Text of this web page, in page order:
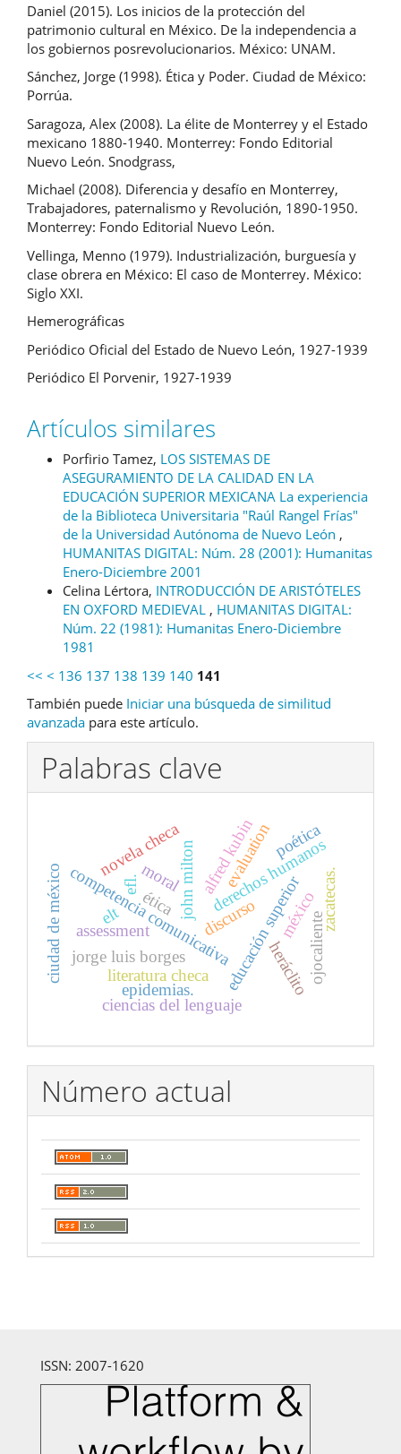
Daniel (2015). Los inicios de la protección del
patrimonio cultural en México. De la independencia a
los gobiernos posrevolucionarios. México: UNAM.
Sánchez, Jorge (1998). Ética y Poder. Ciudad de México:
Porrúa.
Saragoza, Alex (2008). La élite de Monterrey y el Estado
mexicano 1880-1940. Monterrey: Fondo Editorial
Nuevo León. Snodgrass,
Michael (2008). Diferencia y desafío en Monterrey,
Trabajadores, paternalismo y Revolución, 1890-1950.
Monterrey: Fondo Editorial Nuevo León.
Vellinga, Menno (1979). Industrialización, burguesía y
clase obrera en México: El caso de Monterrey. México:
Siglo XXI.
Hemerográficas
Periódico Oficial del Estado de Nuevo León, 1927-1939
Periódico El Porvenir, 1927-1939
Artículos similares
Porfirio Tamez, LOS SISTEMAS DE
ASEGURAMIENTO DE LA CALIDAD EN LA
EDUCACIÓN SUPERIOR MEXICANA La experiencia
de la Biblioteca Universitaria "Raúl Rangel Frías"
de la Universidad Autónoma de Nuevo León ,
HUMANITAS DIGITAL: Núm. 28 (2001): Humanitas
Enero-Diciembre 2001
Celina Lértora, INTRODUCCIÓN DE ARISTÓTELES
EN OXFORD MEDIEVAL , HUMANITAS DIGITAL:
Núm. 22 (1981): Humanitas Enero-Diciembre
1981
<< < 136 137 138 139 140 141
También puede Iniciar una búsqueda de similitud
avanzada para este artículo.
Palabras clave
discurso
competencia comunicativaeducación superior
jorge luis borges heráclito
john milton derechos humanos
ética
moral
méxico
alfred kubin
novela checa
literatura checa
assessment
evaluation
elt
efl.
ciencias del lenguaje
ojocaliente
zacatecas.
ciudad de méxico
epidemias.
poética
Número actual
ISSN: 2007-1620